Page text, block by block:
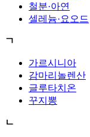
철분·아연
셀레늄·요오드
ㄱ
가르시니아
감마리놀렌산
글루타치온
꾸지뽕
ㄴ